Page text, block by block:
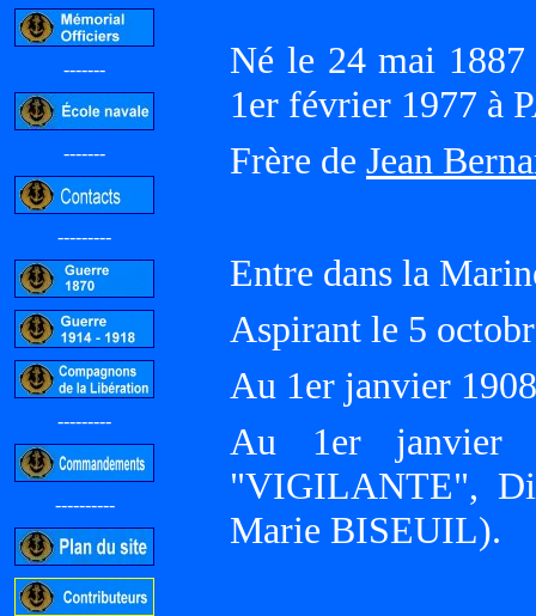
-------
-------
---------
---------
----------
Né le 24 mai
1er février 1977 à
Frère de Jean
Entre dans la
Aspirant le 5
Au 1er janvier
Au 1er janvier
"VIGILANTE",
Marie BISEUIL).